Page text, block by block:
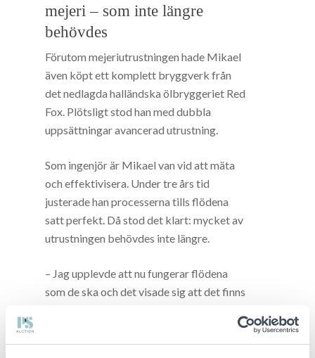
mejeri – som inte längre
behövdes
Förutom mejeriutrustningen hade Mikael
även köpt ett komplett bryggverk från
det nedlagda halländska ölbryggeriet Red
Fox. Plötsligt stod han med dubbla
uppsättningar avancerad utrustning.
Som ingenjör är Mikael van vid att mäta
och effektivisera. Under tre års tid
justerade han processerna tills flödena
satt perfekt. Då stod det klart: mycket av
utrustningen behövdes inte längre.
– Jag upplevde att nu fungerar flödena
som de ska och det visade sig att det finns